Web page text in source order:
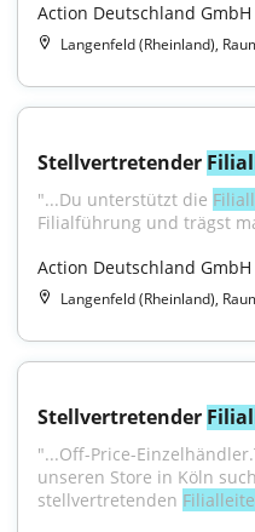
Action Deutschland GmbH
Langenfeld (Rheinland),
Stellvertretender
"...Du unterstützt die
Filialführung und trägst
Action Deutschland GmbH
Langenfeld (Rheinland),
Stellvertretender
"...Off-Price-
unseren Store in Köln
stellvertretenden